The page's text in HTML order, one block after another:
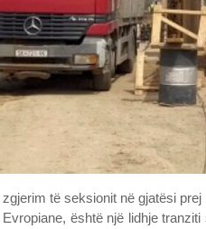
të seksionit në gjatësi
është një lidhje